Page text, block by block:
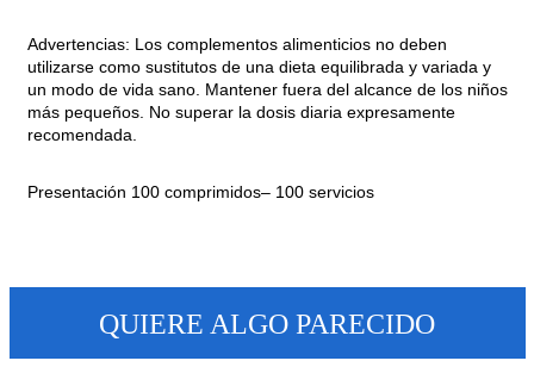
Advertencias: Los complementos alimenticios no deben
utilizarse como sustitutos de una dieta equilibrada y variada y
un modo de vida sano. Mantener fuera del alcance de los niños
más pequeños. No superar la dosis diaria expresamente
recomendada.
Presentación 100 comprimidos– 100 servicios
QUIERE ALGO PARECIDO